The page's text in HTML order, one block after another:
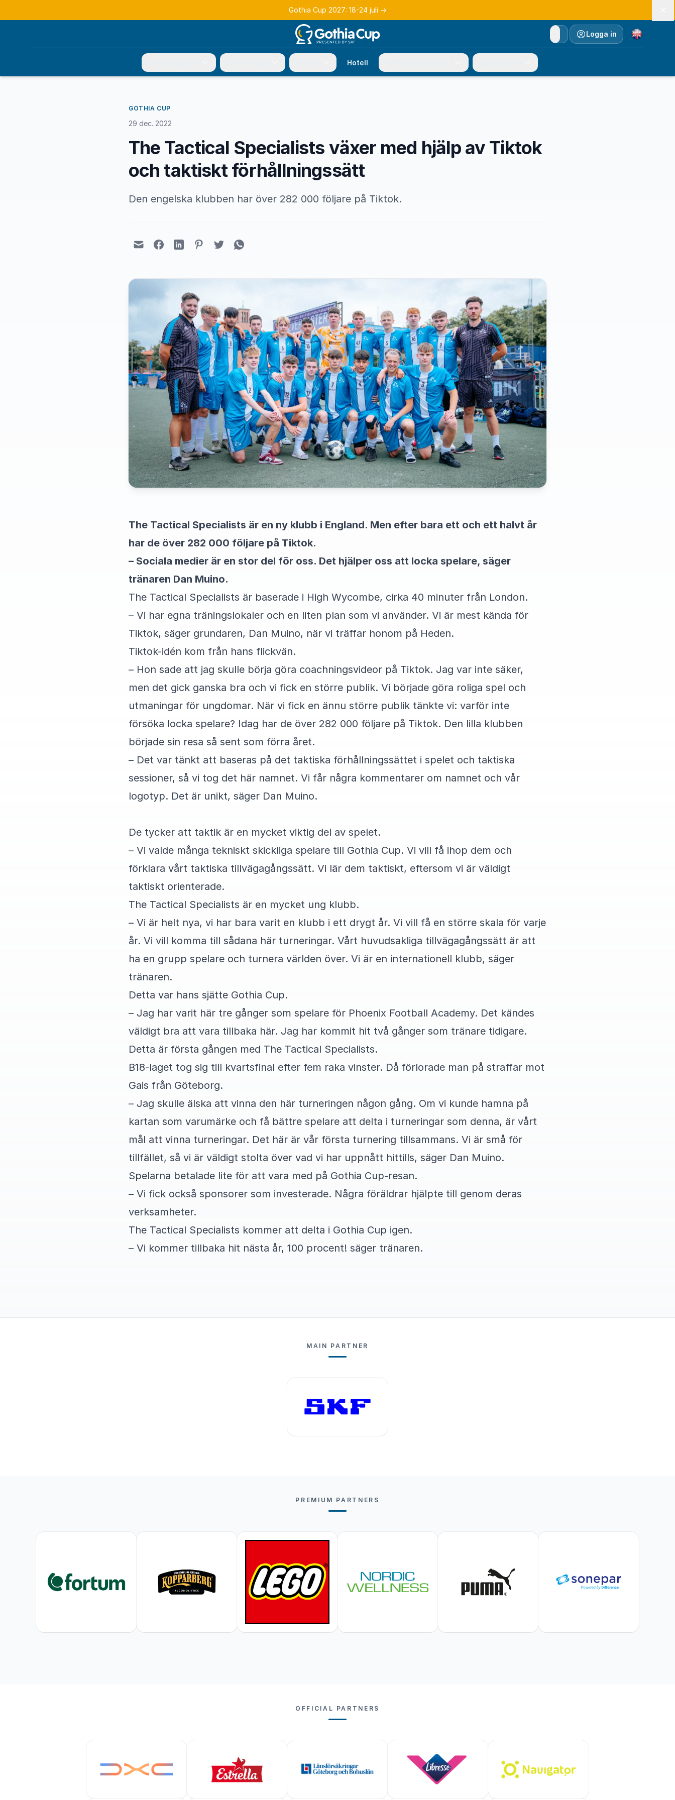
Gothia Cup 2027: 18-24 juli →
Logga in
Currency
Hotell
GOTHIA CUP
29 dec. 2022
The Tactical Specialists växer med hjälp av Tiktok
och taktiskt förhållningssätt
Den engelska klubben har över 282 000 följare på Tiktok.
The Tactical Specialists är en ny klubb i England. Men efter bara ett och ett halvt år
har de över 282 000 följare på Tiktok.
– Sociala medier är en stor del för oss. Det hjälper oss att locka spelare, säger
tränaren Dan Muino.
The Tactical Specialists är baserade i High Wycombe, cirka 40 minuter från London.
– Vi har egna träningslokaler och en liten plan som vi använder. Vi är mest kända för
Tiktok, säger grundaren, Dan Muino, när vi träffar honom på Heden.
Tiktok-idén kom från hans flickvän.
– Hon sade att jag skulle börja göra coachningsvideor på Tiktok. Jag var inte säker,
men det gick ganska bra och vi fick en större publik. Vi började göra roliga spel och
utmaningar för ungdomar. När vi fick en ännu större publik tänkte vi: varför inte
försöka locka spelare? Idag har de över 282 000 följare på Tiktok. Den lilla klubben
började sin resa så sent som förra året.
– Det var tänkt att baseras på det taktiska förhållningssättet i spelet och taktiska
sessioner, så vi tog det här namnet. Vi får några kommentarer om namnet och vår
logotyp. Det är unikt, säger Dan Muino.
De tycker att taktik är en mycket viktig del av spelet.
– Vi valde många tekniskt skickliga spelare till Gothia Cup. Vi vill få ihop dem och
förklara vårt taktiska tillvägagångssätt. Vi lär dem taktiskt, eftersom vi är väldigt
taktiskt orienterade.
The Tactical Specialists är en mycket ung klubb.
– Vi är helt nya, vi har bara varit en klubb i ett drygt år. Vi vill få en större skala för varje
år. Vi vill komma till sådana här turneringar. Vårt huvudsakliga tillvägagångssätt är att
ha en grupp spelare och turnera världen över. Vi är en internationell klubb, säger
tränaren.
Detta var hans sjätte Gothia Cup.
– Jag har varit här tre gånger som spelare för Phoenix Football Academy. Det kändes
väldigt bra att vara tillbaka här. Jag har kommit hit två gånger som tränare tidigare.
Detta är första gången med The Tactical Specialists.
B18-laget tog sig till kvartsfinal efter fem raka vinster. Då förlorade man på straffar mot
Gais från Göteborg.
– Jag skulle älska att vinna den här turneringen någon gång. Om vi kunde hamna på
kartan som varumärke och få bättre spelare att delta i turneringar som denna, är vårt
mål att vinna turneringar. Det här är vår första turnering tillsammans. Vi är små för
tillfället, så vi är väldigt stolta över vad vi har uppnått hittills, säger Dan Muino.
Spelarna betalade lite för att vara med på Gothia Cup-resan.
– Vi fick också sponsorer som investerade. Några föräldrar hjälpte till genom deras
verksamheter.
The Tactical Specialists kommer att delta i Gothia Cup igen.
– Vi kommer tillbaka hit nästa år, 100 procent! säger tränaren.
MAIN PARTNER
PREMIUM PARTNERS
OFFICIAL PARTNERS